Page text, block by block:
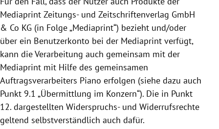
Mediaprint Zeitungs- und Zeitschriftenverlag GmbH
& Co KG (in Folge „Mediaprint“) bezieht und/oder
über ein Benutzerkonto bei der Mediaprint verfügt,
kann die Verarbeitung auch gemeinsam mit der
Mediaprint mit Hilfe des gemeinsamen
Auftragsverarbeiters Piano erfolgen (siehe dazu auch
Punkt 9.1 „Übermittlung im Konzern“). Die in Punkt
12. dargestellten Widerspruchs- und Widerrufsrechte
geltend selbstverständlich auch dafür.